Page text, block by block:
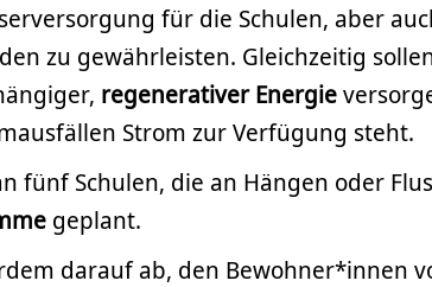
für die Schulen, aber
zu gewährleisten. Gleichzeitig
regenerativer Energie
Strom zur Verfügung steht.
fünf Schulen, die an Hängen oder
geplant.
darauf ab, den Bewohner*innen